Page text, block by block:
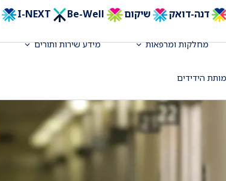
דנה-דואק שיקום Be-Well
מחלקות ומרפאות מידע שירות ותורים
הידידים